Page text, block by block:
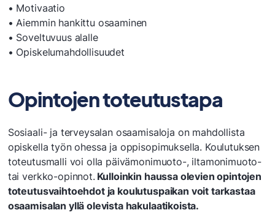
• Motivaatio
• Aiemmin hankittu osaaminen
• Soveltuvuus alalle
• Opiskelumahdollisuudet
Opintojen toteutustapa
Sosiaali- ja terveysalan osaamisaloja on mahdollista
opiskella työn ohessa ja oppisopimuksella. Koulutuksen
toteutusmalli voi olla päivämonimuoto-, iltamonimuoto-
tai verkko-opinnot. Kulloinkin haussa olevien opintojen
toteutusvaihtoehdot ja koulutuspaikan voit tarkastaa
osaamisalan yllä olevista hakulaatikoista.